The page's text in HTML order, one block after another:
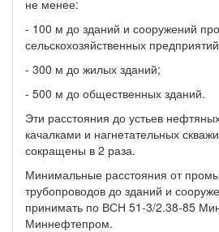
не менее:
- 100 м до зданий и сооружений
сельскохозяйственных
- 300 м до жилых зданий;
- 500 м до общественных зданий.
Эти расстояния до устьев
качалками и нагнетательных
сокращены в 2 раза.
Минимальные расстояния от
трубопроводов до зданий и
принимать по ВСН 51-3/2.38-85
Миннефтепром.